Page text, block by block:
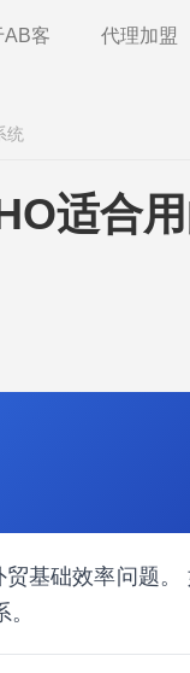
AB客 代理加盟
统
适合
基础效率问题。